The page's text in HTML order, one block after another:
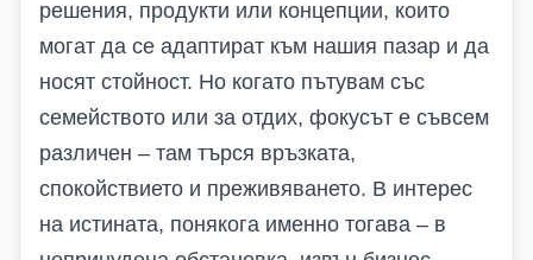
решения, продукти или концепции, които
могат да се адаптират към нашия пазар и да
носят стойност. Но когато пътувам със
семейството или за отдих, фокусът е съвсем
различен – там търся връзката,
спокойствието и преживяването. В интерес
на истината, понякога именно тогава – в